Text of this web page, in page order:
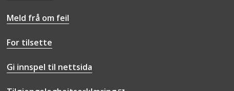
Meld frå om feil
For tilsette
Gi innspel til nettsida